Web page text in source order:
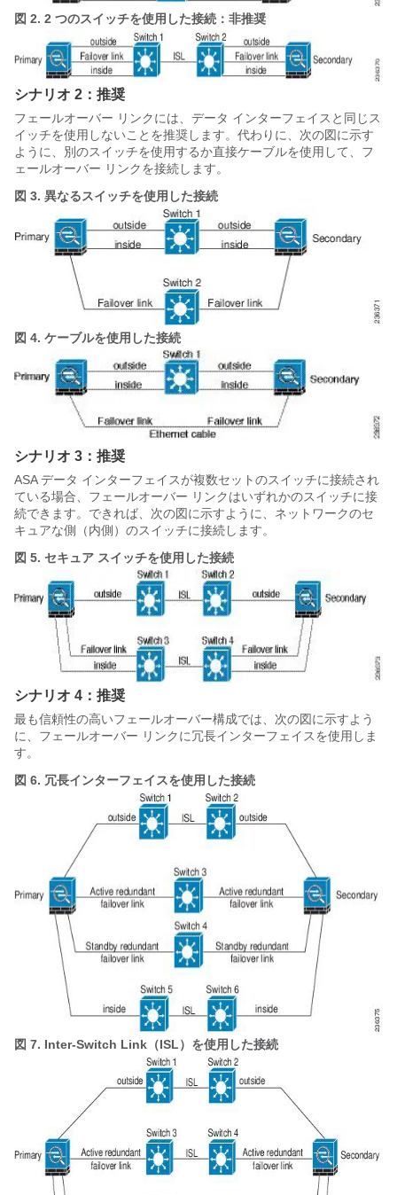
図 2. 2 つのスイッチを使用した接続：非推奨
シナリオ 2：推奨
フェールオーバー リンクには、データ インターフェイスと同じス
イッチを使用しないことを推奨します。代わりに、次の図に示す
ように、別のスイッチを使用するか直接ケーブルを使用して、フ
ェールオーバー リンクを接続します。
図 3. 異なるスイッチを使用した接続
図 4. ケーブルを使用した接続
シナリオ 3：推奨
ASAデータ インターフェイスが複数セットのスイッチに接続され
ている場合、フェールオーバー リンクはいずれかのスイッチに接
続できます。できれば、次の図に示すように、ネットワークのセ
キュアな側（内側）のスイッチに接続します。
図 5. セキュア スイッチを使用した接続
シナリオ 4：推奨
最も信頼性の高いフェールオーバー構成では、次の図に示すよう
に、フェールオーバー リンクに冗長インターフェイスを使用しま
す。
図 6. 冗長インターフェイスを使用した接続
図 7. Inter-Switch Link（ISL）を使用した接続